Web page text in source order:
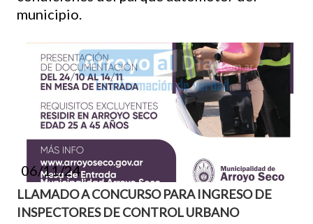
municipio.
06/11/24
LLAMADO A CONCURSO PARA INGRESO DE
INSPECTORES DE CONTROL URBANO